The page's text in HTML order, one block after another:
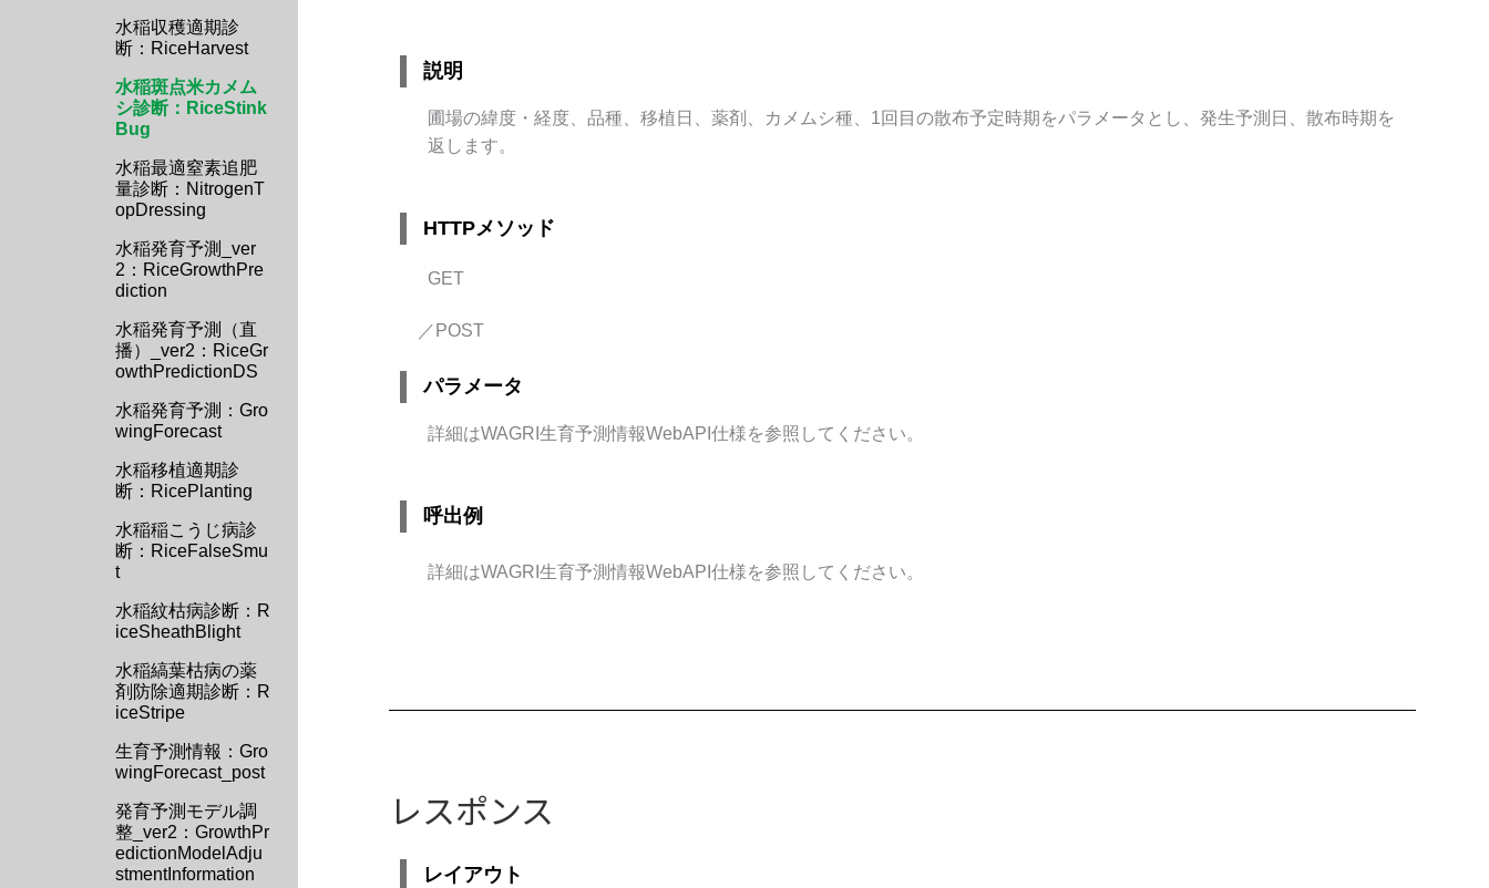
水稲収穫適期診
断：RiceHarvest
水稲斑点米カメム
シ診断：RiceStink
Bug
水稲最適窒素追肥
量診断：NitrogenT
opDressing
水稲発育予測_ver
2：RiceGrowthPre
diction
水稲発育予測（直
播）_ver2：RiceGr
owthPredictionDS
水稲発育予測：Gro
wingForecast
水稲移植適期診
断：RicePlanting
水稲稲こうじ病診
断：RiceFalseSmu
t
水稲紋枯病診断：R
iceSheathBlight
水稲縞葉枯病の薬
剤防除適期診断：R
iceStripe
生育予測情報：Gro
wingForecast_post
発育予測モデル調
整_ver2：GrowthPr
edictionModelAdju
stmentInformation
説明
圃場の緯度・経度、品種、移植日、薬剤、カメムシ種、1回目の散布予定時期をパラメータとし、発生予測日、散布時期を
返します。
HTTPメソッド
GET
／POST
パラメータ
詳細はWAGRI生育予測情報WebAPI仕様を参照してください。
呼出例
詳細はWAGRI生育予測情報WebAPI仕様を参照してください。
レスポンス
レイアウト